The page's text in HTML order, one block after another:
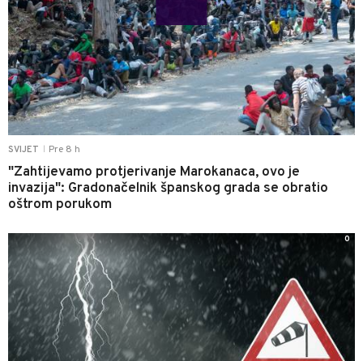
SVIJET Pre 8 h
"Zahtijevamo protjerivanje Marokanaca, ovo je
invazija": Gradonačelnik španskog grada se obratio
oštrom porukom
0